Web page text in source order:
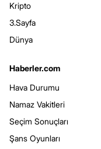
Kripto
3.Sayfa
Dünya
Haberler.com
Hava Durumu
Namaz Vakitleri
Seçim Sonuçları
Şans Oyunları